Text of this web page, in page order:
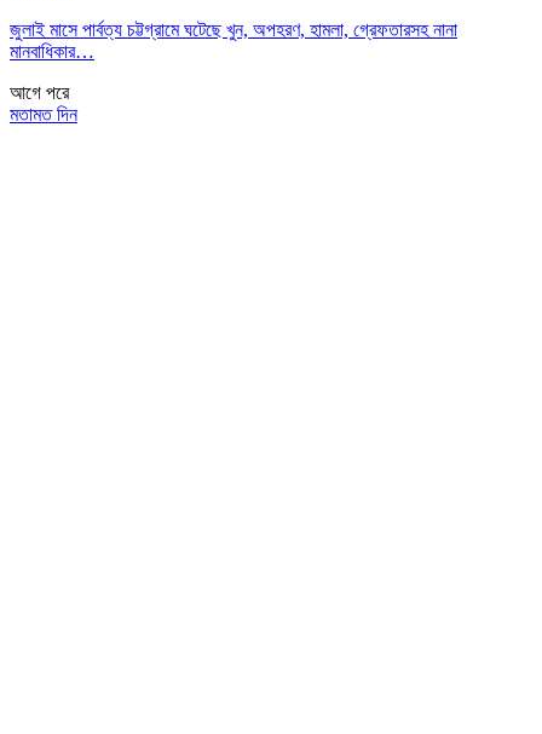
জুলাই মাসে পার্বত্য চট্টগ্রামে ঘটেছে খুন, অপহরণ, হামলা, গ্রেফতারসহ নানা
মানবাধিকার…
আগে পরে
মতামত দিন